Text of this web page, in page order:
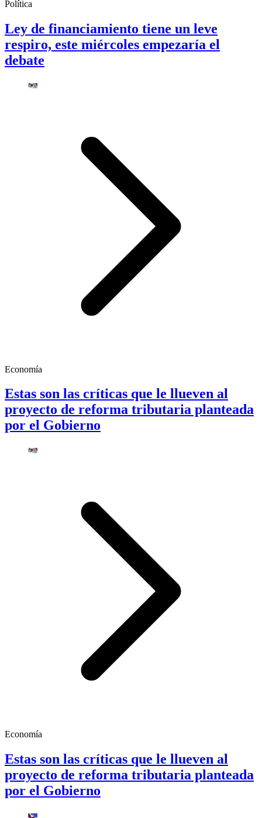
Política
Ley de financiamiento tiene un leve
respiro, este miércoles empezaría el
debate
Economía
Estas son las críticas que le llueven al
proyecto de reforma tributaria planteada
por el Gobierno
Economía
Estas son las críticas que le llueven al
proyecto de reforma tributaria planteada
por el Gobierno